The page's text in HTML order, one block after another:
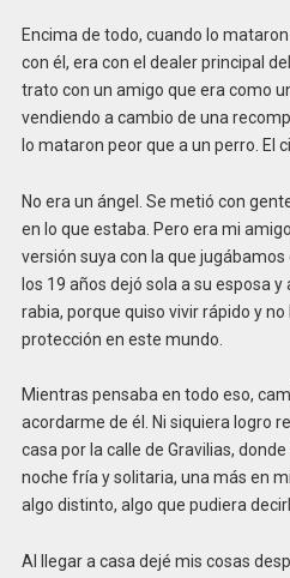
Encima de todo, cuando lo
con él, era con el dealer principal
trato con un amigo que era como
vendiendo a cambio de una
lo mataron peor que a un perro. El
No era un ángel. Se metió con
en lo que estaba. Pero era mi
versión suya con la que jugábamos
los 19 años dejó sola a su esposa y
rabia, porque quiso vivir rápido y
protección en este mundo.
Mientras pensaba en todo eso,
acordarme de él. Ni siquiera logro
casa por la calle de Gravilias,
noche fría y solitaria, una más en
algo distinto, algo que pudiera
Al llegar a casa dejé mis cosas